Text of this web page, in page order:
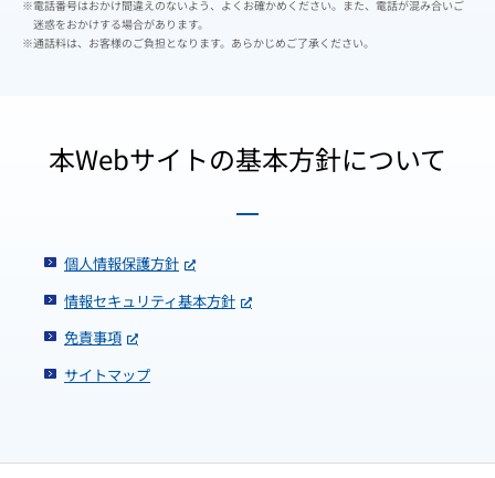
※電話番号はおかけ間違えのないよう、よくお確かめください。また、電話が混み合いご
迷惑をおかけする場合があります。
※通話料は、お客様のご負担となります。あらかじめご了承ください。
本Webサイトの基本方針について
個人情報保護方針
情報セキュリティ基本方針
免責事項
サイトマップ